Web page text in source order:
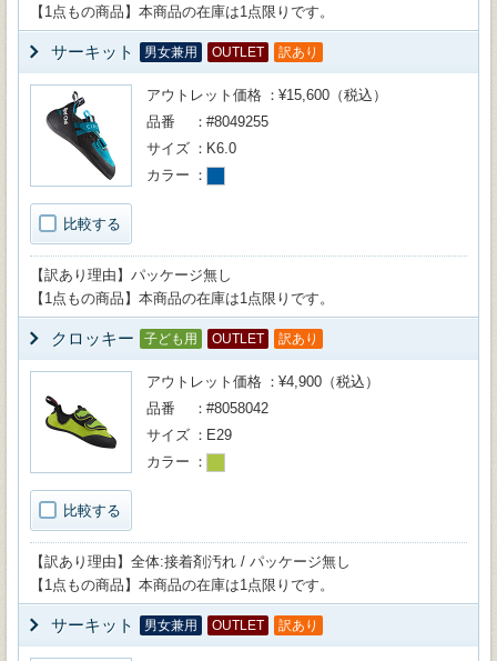
【1点もの商品】本商品の在庫は1点限りです。
サーキット 男女兼用 OUTLET 訳あり
比較する
アウトレット価格
¥15,600（税込）
品番
#8049255
サイズ
K6.0
カラー
【訳あり理由】パッケージ無し
【1点もの商品】本商品の在庫は1点限りです。
クロッキー 子ども用 OUTLET 訳あり
比較する
アウトレット価格
¥4,900（税込）
品番
#8058042
サイズ
E29
カラー
【訳あり理由】全体:接着剤汚れ / パッケージ無し
【1点もの商品】本商品の在庫は1点限りです。
サーキット 男女兼用 OUTLET 訳あり